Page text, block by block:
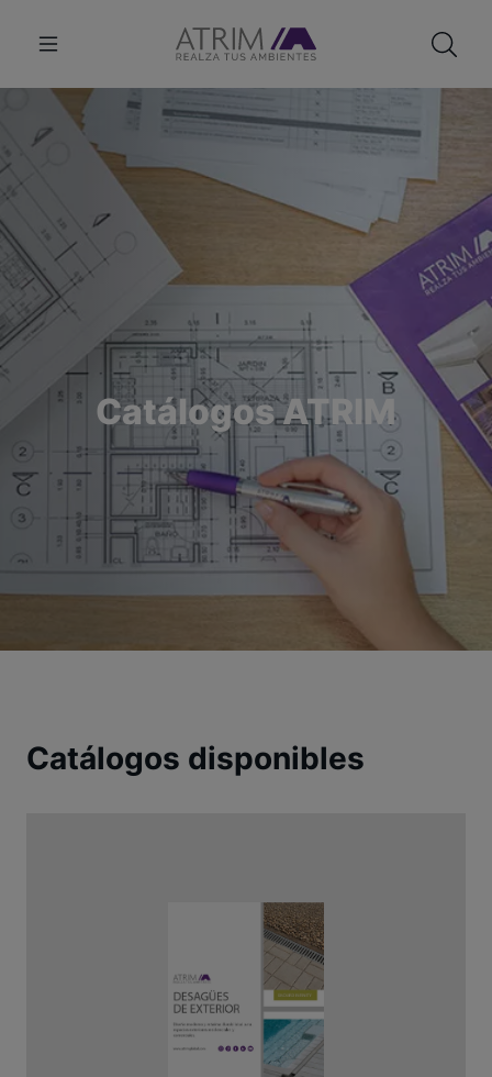
Catálogos ATRIM
Catálogos disponibles